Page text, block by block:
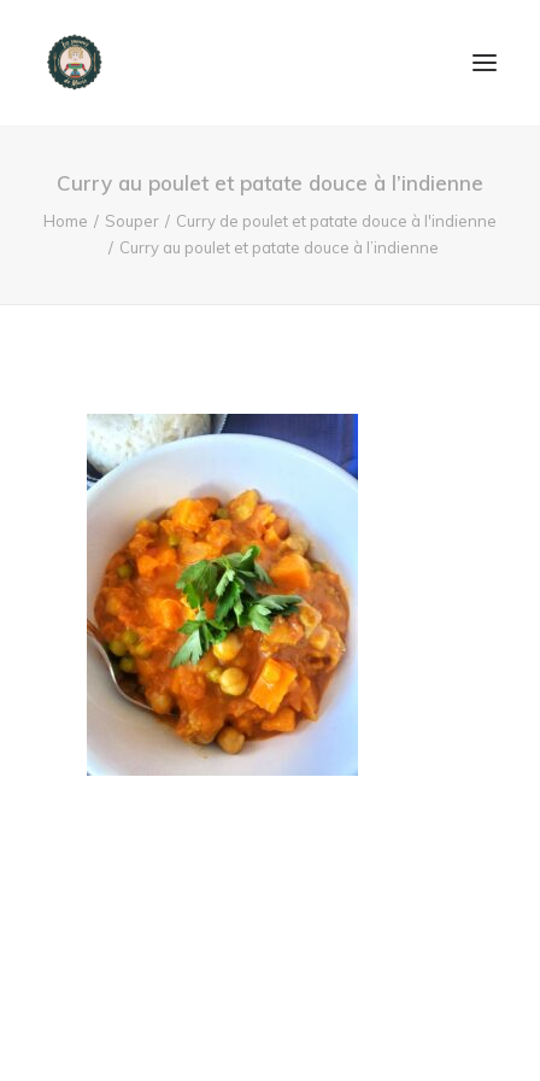
ACCUEIL
PRODUITS ET SERVICES
SEARCH
Curry au poulet et patate douce à l’indienne
Home Souper
Curry de poulet et patate douce à l'indienne
Curry au poulet et patate douce à l’indienne